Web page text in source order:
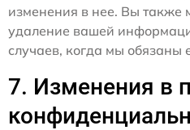
изменения в нее. Вы также
удаление вашей
случаев, когда мы обязаны
7. Изменения в